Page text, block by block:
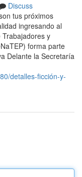
Discuss
tus próximos
ingresando al
y
forma parte
Delante la Secretaría
detalles-ficción-y-